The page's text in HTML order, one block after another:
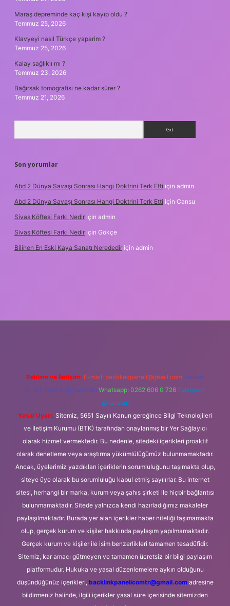
Maraş depreminde kaç kişi kayıp oldu ?
Temmuz 25, 2026
Klavyeyi nasıl Türkçe yaparim ?
Temmuz 25, 2026
Kalay sağlıklı mı ?
Temmuz 23, 2026
Bağırsak tomografisi ne kadar sürer ?
Temmuz 21, 2026
Son yorumlar
Abd 2 Dünya Savaşı Sonrası Hangi Doktrini Terk Etti için admin
Abd 2 Dünya Savaşı Sonrası Hangi Doktrini Terk Etti için Cansu
Sivas Köftesi Farkı Nedir için admin
Sivas Köftesi Farkı Nedir için Gökçe
Bilinen En Eski Kaya Sanatı Nerededir için admin
Reklam ve İletişim: E-mail: backlinkpaneli@gmail.com Teams:
forumhizmeti@gmail.com Whatsapp: 0262 606 0 726 Telegram:
@karabul
Yasal Uyarı: Sitemiz, 5651 Sayılı Kanun gereğince Bilgi Teknolojileri
ve İletişim Kurumu (BTK) tarafından onaylanmış bir Yer Sağlayıcı
olarak hizmet vermektedir. Bu nedenle, sitedeki içerikleri proaktif
olarak denetleme veya araştırma yükümlülüğümüz bulunmamaktadır.
Ancak, üyelerimiz yazdıkları içeriklerin sorumluluğunu taşımakta olup,
siteye üye olarak bu sorumluluğu kabul etmiş sayılırlar. Bu internet
sitesi, herhangi bir marka, kurum veya şahıs şirketi ile hiçbir bağlantısı
bulunmamaktadır. Sitede yalnızca kendi hazırladığımız makaleler
paylaşılmaktadır. Burada yer alan içerikler haber niteliği taşımamakta
olup, gerçek kurum ve kişiler hakkında paylaşım yapılmamaktadır.
Gerçek kurum ve kişiler ile isim benzerlikleri tamamen tesadüfidir.
Sitemiz, kar amacı gütmeyen ve tamamen ücretsiz bir bilgi paylaşım
platformudur. Hukuka ve yasal düzenlemelere aykırı olduğunu
düşündüğünüz içerikleri, backlinkpanelicomtr@gmail.comadresine
bildirmeniz halinde, ilgili içerikler yasal süre içerisinde sitemizden